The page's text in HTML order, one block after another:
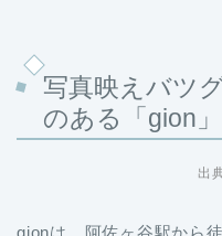
写真映えバツ
のある「gion」
出